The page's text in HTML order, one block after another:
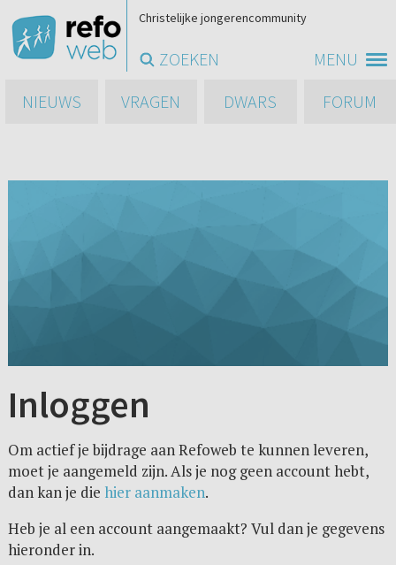
MENU
Christelijke jongerencommunity
ZOEKEN
NIEUWS
VRAGEN DWARS FORUM
Inloggen
Om actief je bijdrage aan Refoweb te kunnen leveren,
moet je aangemeld zijn. Als je nog geen account hebt,
dan kan je die hier aanmaken.
Heb je al een account aangemaakt? Vul dan je gegevens
hieronder in.